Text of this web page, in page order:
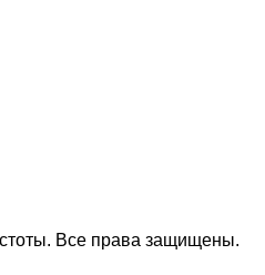
Все права защищены.